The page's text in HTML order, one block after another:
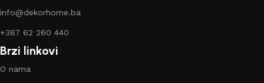
info@dekorhome.ba
+387 62 260 440
Brzi linkovi
O nama